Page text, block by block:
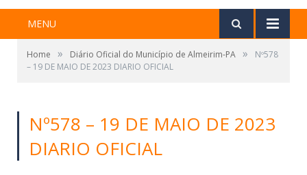
MENU
Home » Diário Oficial do Município de Almeirim-PA »
Nº578
– 19 DE MAIO DE 2023 DIARIO OFICIAL
Nº578 – 19 DE MAIO DE 2023
DIARIO OFICIAL